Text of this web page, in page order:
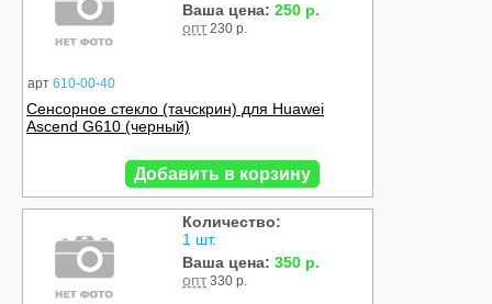
арт 610-00-40
Ваша цена: 250 р.
опт 230 р.
Сенсорное стекло (тачскрин) для Huawei
Ascend G610 (черный)
Добавить в корзину
Количество:
1 шт.
Ваша цена: 350 р.
опт 330 р.